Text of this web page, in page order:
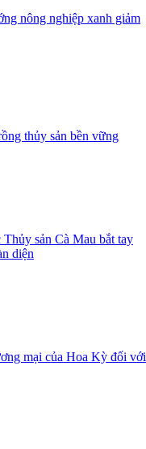
nông nghiệp xanh giảm
thủy sản bền vững
sản Cà Mau bắt tay
diện
mại của Hoa Kỳ đối với